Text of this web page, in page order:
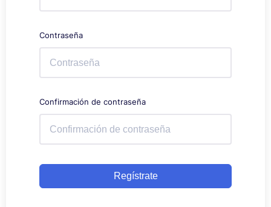
Contraseña
Confirmación de contraseña
Regístrate